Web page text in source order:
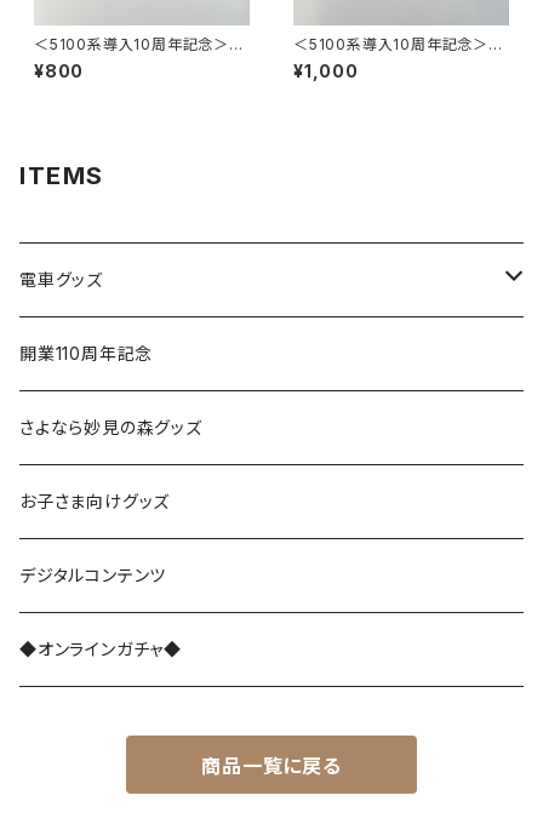
＜5100系導入10周年記念＞マ
グネット付アクリルプレート
¥800
＜5100系導入10周年記念＞記
念硬券4枚セット
¥1,000
ITEMS
電車グッズ
鉄道模型（Nゲージ）
さよなら復刻塗装車両
能勢1700系
レジェンド1757
さよなら1755
能勢3100系
能勢5100系
能勢7200系（ラッピング列車）
開業110周年記念
さよなら妙見の森グッズ
お子さま向けグッズ
デジタルコンテンツ
◆オンラインガチャ◆
商品一覧に戻る